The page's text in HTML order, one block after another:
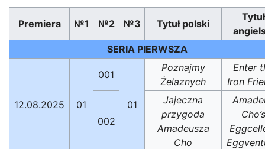
Premiera №1 №2 №3 Tytuł polski
Tytuł
SERIA PIERWSZA
12.08.2025 01
001
01
Poznajmy
Żelaznych
Enter
Iron
002
Jajeczna
przygoda
Amadeusza
Cho
Cho’s